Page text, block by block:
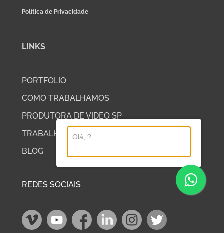
Política de Privacidade
LINKS
PORTFOLIO
COMO TRABALHAMOS
PRODUTORA DE VIDEO SP
TRABALHE COM A DP2
BLOG
REDES SOCIAIS